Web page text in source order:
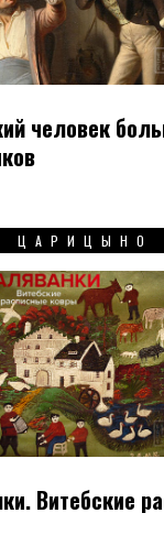
человек
ЦАРИЦЫНО
Витебские